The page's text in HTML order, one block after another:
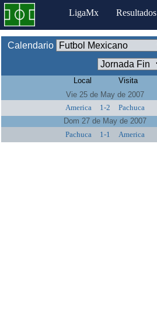
LigaMx Resultados
Calendario
Local Visita
Vie 25 de May de 2007
America
1-2 Pachuca
Dom 27 de May de 2007
Pachuca
1-1 America